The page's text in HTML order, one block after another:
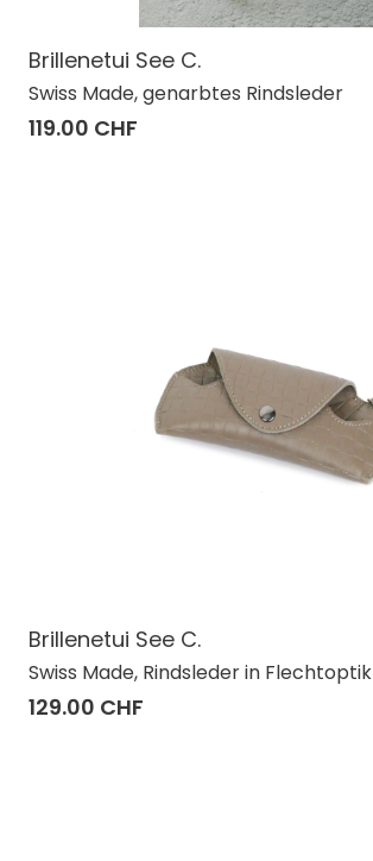
Brillenetui See C.
Swiss Made, genarbtes Rindsleder
119.00 CHF
Brillenetui See C.
Swiss Made, Rindsleder in Flechtoptik
129.00 CHF